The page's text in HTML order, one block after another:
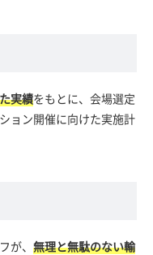
実績をもとに、会場選定
ョン開催に向けた実施計
が、 無理と無駄のない輸